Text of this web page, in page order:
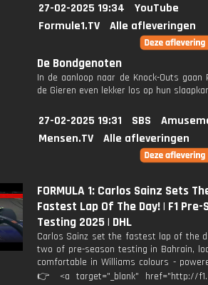
27-02-2025 19:34
YouTube
Formule1.TV
Alle afleveringen
De Bondgenoten
In de aanloop naar de Knock-Outs gaan
de Gieren even lekker los op hun
27-02-2025 19:31 SBS
Mensen.TV
Alle afleveringen
FORMULA 1: Carlos Sainz Sets
Fastest Lap Of The Day! | F1 Pre-
Testing 2025 | DHL
Carlos Sainz set the fastest lap of the
two of pre-season testing in Bahrain,
comfortable in Williams colours -
👉 <a target="_blank" href="http://